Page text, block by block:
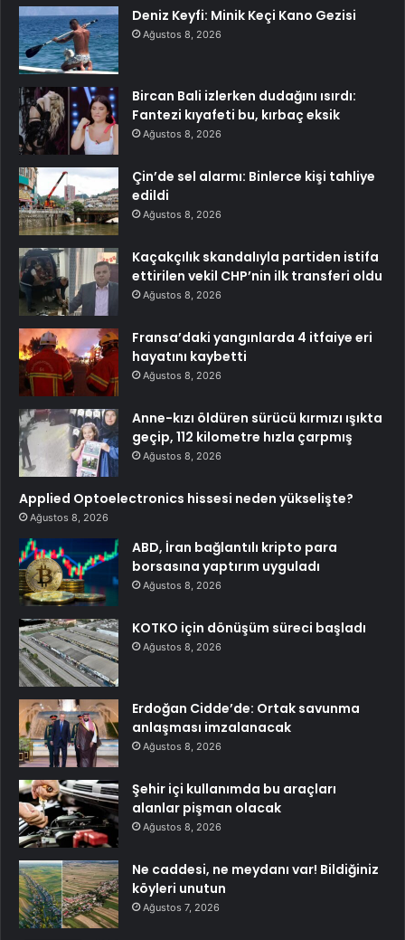
Deniz Keyfi: Minik Keçi Kano Gezisi
Ağustos 8, 2026
Bircan Bali izlerken dudağını ısırdı:
Fantezi kıyafeti bu, kırbaç eksik
Ağustos 8, 2026
Çin’de sel alarmı: Binlerce kişi tahliye
edildi
Ağustos 8, 2026
Kaçakçılık skandalıyla partiden istifa
ettirilen vekil CHP’nin ilk transferi oldu
Ağustos 8, 2026
Fransa’daki yangınlarda 4 itfaiye eri
hayatını kaybetti
Ağustos 8, 2026
Anne-kızı öldüren sürücü kırmızı ışıkta
geçip, 112 kilometre hızla çarpmış
Ağustos 8, 2026
Applied Optoelectronics hissesi neden yükselişte?
Ağustos 8, 2026
ABD, İran bağlantılı kripto para
borsasına yaptırım uyguladı
Ağustos 8, 2026
KOTKO için dönüşüm süreci başladı
Ağustos 8, 2026
Erdoğan Cidde’de: Ortak savunma
anlaşması imzalanacak
Ağustos 8, 2026
Şehir içi kullanımda bu araçları
alanlar pişman olacak
Ağustos 8, 2026
Ne caddesi, ne meydanı var! Bildiğiniz
köyleri unutun
Ağustos 7, 2026